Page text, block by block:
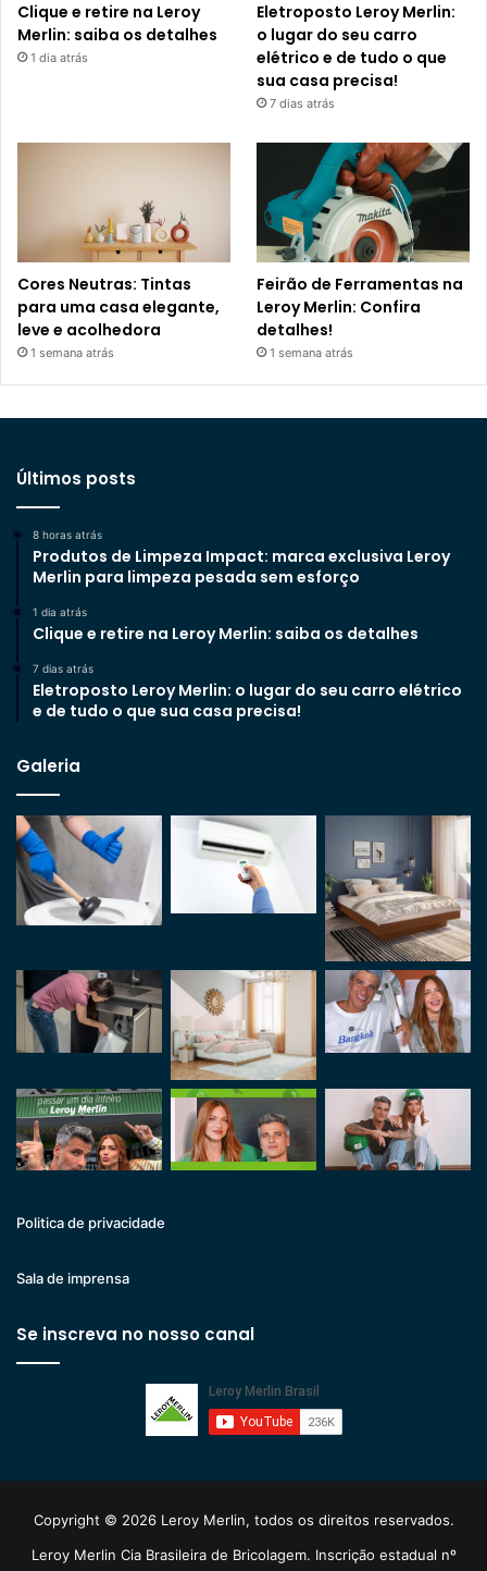
Clique e retire na Leroy
Merlin: saiba os detalhes
1 dia atrás
Eletroposto Leroy Merlin:
o lugar do seu carro
elétrico e de tudo o que
sua casa precisa!
7 dias atrás
Cores Neutras: Tintas
para uma casa elegante,
leve e acolhedora
1 semana atrás
Feirão de Ferramentas na
Leroy Merlin: Confira
detalhes!
1 semana atrás
Últimos posts
8 horas atrás
Produtos de Limpeza Impact: marca exclusiva Leroy
Merlin para limpeza pesada sem esforço
1 dia atrás
Clique e retire na Leroy Merlin: saiba os detalhes
7 dias atrás
Eletroposto Leroy Merlin: o lugar do seu carro elétrico
e de tudo o que sua casa precisa!
Galeria
Politica de privacidade
Sala de imprensa
Se inscreva no nosso canal
Copyright © 2026 Leroy Merlin, todos os direitos reservados.
Leroy Merlin Cia Brasileira de Bricolagem. Inscrição estadual nº